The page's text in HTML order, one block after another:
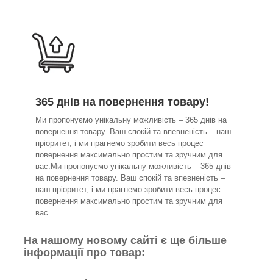
365 днів на повернення товару!
Ми пропонуємо унікальну можливість – 365 днів на
повернення товару. Ваш спокій та впевненість – наш
пріоритет, і ми прагнемо зробити весь процес
повернення максимально простим та зручним для
вас.Ми пропонуємо унікальну можливість – 365 днів
на повернення товару. Ваш спокій та впевненість –
наш пріоритет, і ми прагнемо зробити весь процес
повернення максимально простим та зручним для
вас.
На нашому новому сайті є ще більше
інформації про товар: